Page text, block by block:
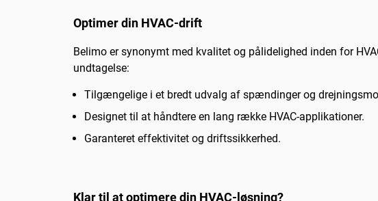
Optimer din HVAC-drift
Belimo er synonymt med kvalitet og pålidelighed inden for
undtagelse:
Tilgængelige i et bredt udvalg af spændinger og
Designet til at håndtere en lang række HVAC-applikationer.
Garanteret effektivitet og driftssikkerhed.
Klar til at optimere din HVAC-løsning?